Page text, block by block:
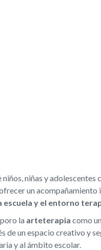
niñas y adolescentes
un
y el entorno
la arteterapia como
de un espacio creativo y
y al ámbito escolar.